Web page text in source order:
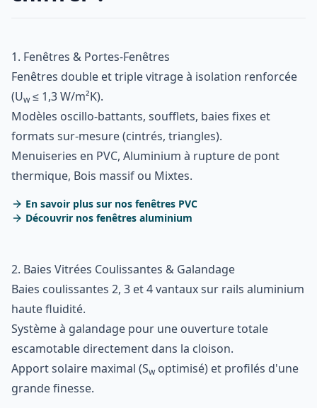
1. Fenêtres & Portes-Fenêtres
Fenêtres double et triple vitrage à isolation renforcée
(Uw≤ 1,3 W/m²K).
Modèles oscillo-battants, soufflets, baies fixes et
formats sur-mesure (cintrés, triangles).
Menuiseries en PVC, Aluminium à rupture de pont
thermique, Bois massif ou Mixtes.
En savoir plus sur nos fenêtres PVC
Découvrir nos fenêtres aluminium
2. Baies Vitrées Coulissantes & Galandage
Baies coulissantes 2, 3 et 4 vantaux sur rails aluminium
haute fluidité.
Système à galandage pour une ouverture totale
escamotable directement dans la cloison.
Apport solaire maximal (Swoptimisé) et profilés d'une
grande finesse.